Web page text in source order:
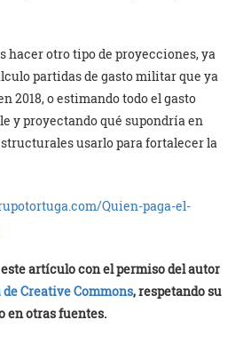
hacer otro tipo de proyecciones, ya
partidas de gasto militar que ya
2018, o estimando todo el gasto
y proyectando qué supondría en
usarlo para fortalecer la
Quien-paga-el-
artículo con el permiso del autor
Creative Commons, respetando su
en otras fuentes.